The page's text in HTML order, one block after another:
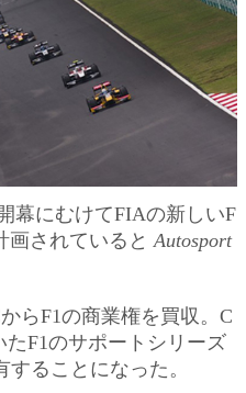
幕にむけてFIAの新しいF
画されていると Autosport
らF1の商業権を買収。C
F1のサポートシリーズ
することになった。